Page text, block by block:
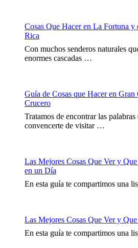
Cosas Que Hacer en La Fortuna y
Rica
Con muchos senderos naturales
enormes cascadas …
Guía de Cosas que Hacer en Gran
Crucero
Tratamos de encontrar las palabras
convencerte de visitar …
Las Mejores Cosas Que Ver y
en un Día
En esta guía te compartimos una
Las Mejores Cosas Que Ver y
En esta guía te compartimos una